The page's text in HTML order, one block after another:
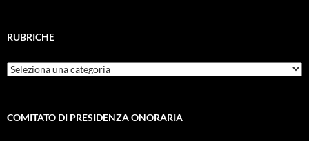
RUBRICHE
Rubriche
COMITATO DI PRESIDENZA ONORARIA